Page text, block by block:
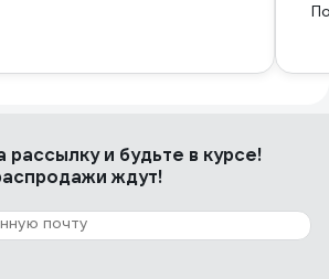
рассылкуи будьте в курсе!
ждут!